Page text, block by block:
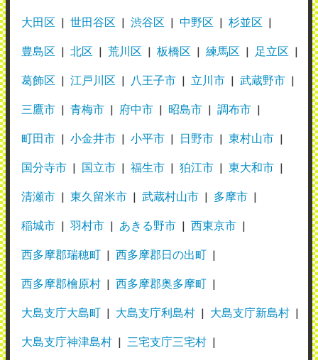
大田区 世田谷区 渋谷区 中野区 杉並区
豊島区 北区 荒川区 板橋区 練馬区 足立区
葛飾区 江戸川区 八王子市 立川市 武蔵野市
三鷹市 青梅市 府中市 昭島市 調布市
町田市 小金井市 小平市 日野市 東村山市
国分寺市 国立市 福生市 狛江市 東大和市
清瀬市 東久留米市 武蔵村山市 多摩市
稲城市 羽村市 あきる野市 西東京市
西多摩郡瑞穂町 西多摩郡日の出町
西多摩郡檜原村 西多摩郡奥多摩町
大島支庁大島町 大島支庁利島村 大島支庁新島村
大島支庁神津島村 三宅支庁三宅村